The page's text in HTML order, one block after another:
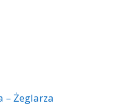
– Żeglarza